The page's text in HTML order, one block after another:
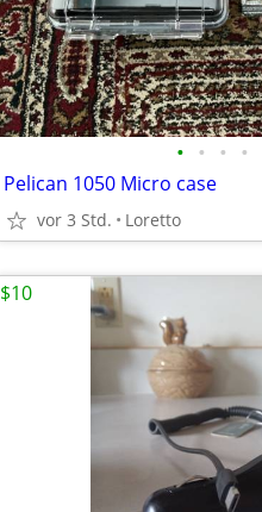
• • • •
Pelican 1050 Micro case
vor 3 Std. Loretto
$10